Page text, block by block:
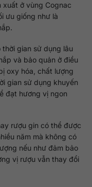
xuất ở vùng Cognac
ưu giống như là
thời gian sử dụng lâu
và bảo quản ở điều
oxy hóa, chất lượng
gian sử dụng khuyến
đạt hương vị ngon
rượu gin có thể được
năm mà không có
nếu như đảm bảo
vị rượu vẫn thay đổi